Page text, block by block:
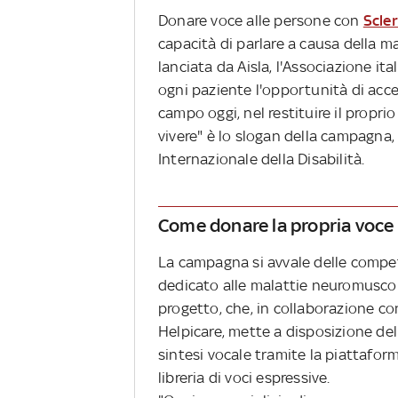
Donare voce alle persone con
capacità di parlare a causa della
lanciata da Aisla, l'Associazione
ogni paziente l'opportunità di
campo oggi, nel restituire il
vivere" è lo slogan della
Internazionale della Disabilità.
Come donare la propria voce
La campagna si avvale delle
dedicato alle malattie
progetto, che, in collaborazione
Helpicare, mette a disposizione
sintesi vocale tramite la
libreria di voci espressive.